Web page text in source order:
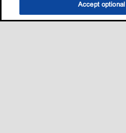
选油助手
Accept